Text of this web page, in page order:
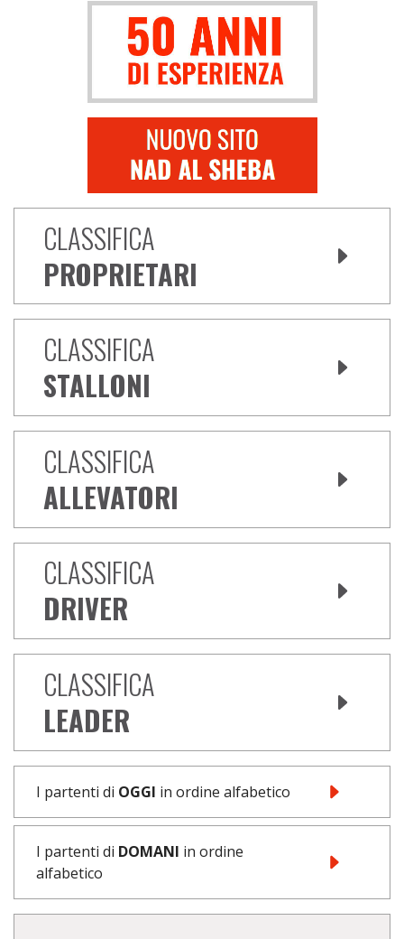
CLASSIFICA
PROPRIETARI
CLASSIFICA
STALLONI
CLASSIFICA
ALLEVATORI
CLASSIFICA
DRIVER
CLASSIFICA
LEADER
I partenti di OGGI in ordine alfabetico
I partenti di DOMANI in ordine
alfabetico